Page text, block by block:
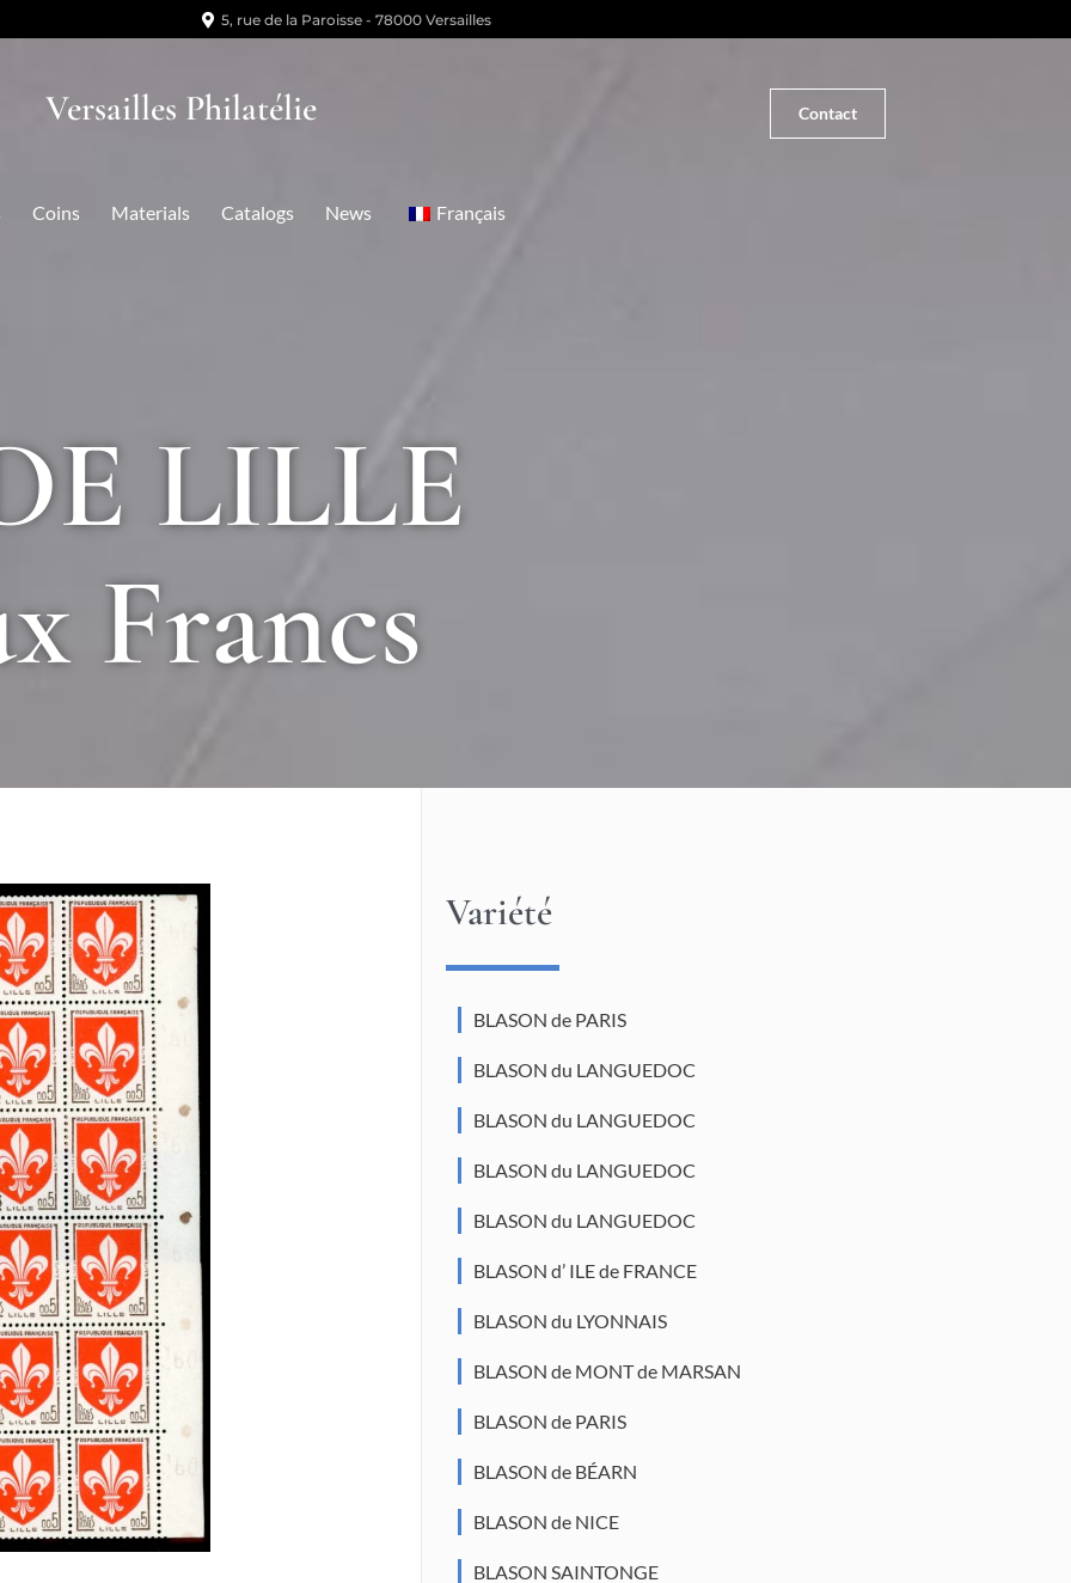
5, rue de la Paroisse - 78000 Versailles
Versailles Philatélie Contact
Coins Materials Catalogs News Français
LILLE
Francs
Variété
BLASON de PARIS
BLASON du LANGUEDOC
BLASON du LANGUEDOC
BLASON du LANGUEDOC
BLASON du LANGUEDOC
BLASON d’ ILE de FRANCE
BLASON du LYONNAIS
BLASON de MONT de MARSAN
BLASON de PARIS
BLASON de BÉARN
BLASON de NICE
BLASON SAINTONGE